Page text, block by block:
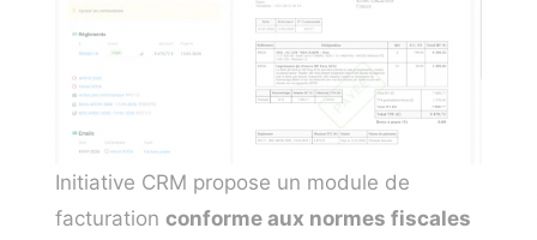
Initiative CRM propose un module de
facturation conforme aux normes fiscales